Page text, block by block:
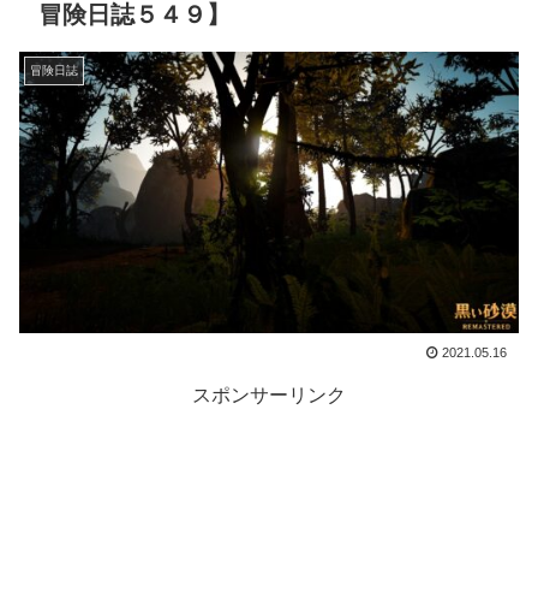
冒険日誌５４９】
冒険日誌
2021.05.16
スポンサーリンク